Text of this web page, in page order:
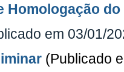
Homologação
em 03/01/
(Publicado